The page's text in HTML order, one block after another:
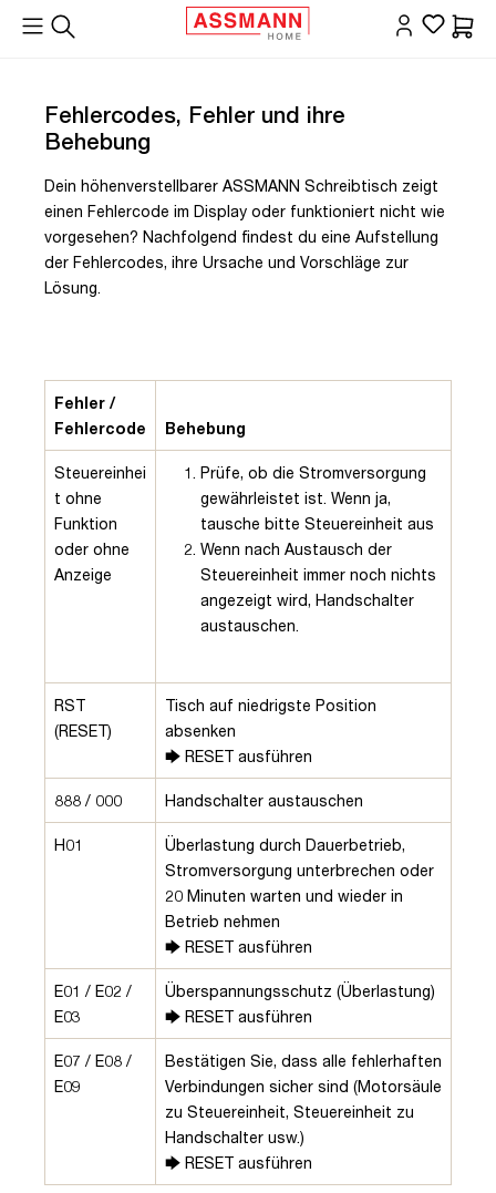
springen
Fehlercodes, Fehler und ihre
Behebung
Dein höhenverstellbarer ASSMANN Schreibtisch zeigt
einen Fehlercode im Display oder funktioniert nicht wie
vorgesehen? Nachfolgend findest du eine Aufstellung
der Fehlercodes, ihre Ursache und Vorschläge zur
Lösung.
Fehler /
Fehlercode
Behebung
Steuereinhei
t ohne
Funktion
oder ohne
Anzeige
Prüfe, ob die Stromversorgung
gewährleistet ist. Wenn ja,
tausche bitte Steuereinheit aus
Wenn nach Austausch der
Steuereinheit immer noch nichts
angezeigt wird, Handschalter
austauschen.
RST
(RESET)
Tisch auf niedrigste Position
absenken
🡆 RESET ausführen
888 / 000 Handschalter austauschen
H01
Überlastung durch Dauerbetrieb,
Stromversorgung unterbrechen oder
20 Minuten warten und wieder in
Betrieb nehmen
🡆 RESET ausführen
E01 / E02 /
E03
Überspannungsschutz (Überlastung)
🡆 RESET ausführen
E07 / E08 /
E09
Bestätigen Sie, dass alle fehlerhaften
Verbindungen sicher sind (Motorsäule
zu Steuereinheit, Steuereinheit zu
Handschalter usw.)
🡆 RESET ausführen